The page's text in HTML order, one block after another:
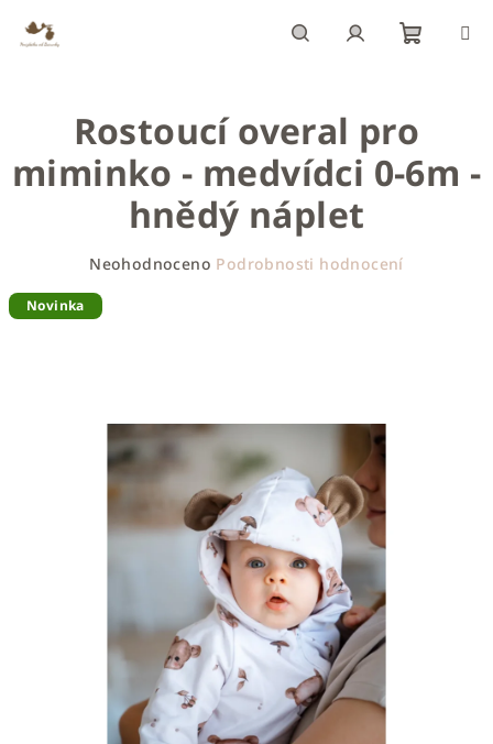
obsah
košík
Rostoucí overal pro
miminko - medvídci 0-6m -
hnědý náplet
produktu
Neohodnoceno Podrobnosti hodnocení
Novinka